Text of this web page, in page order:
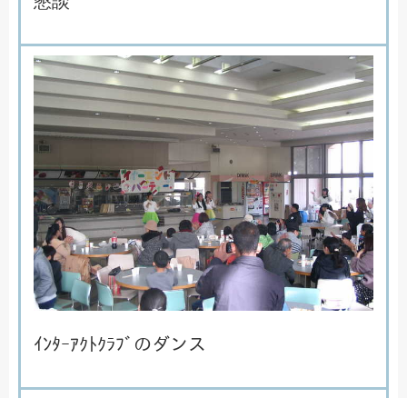
ｲﾝﾀｰｱｸ ﾄｸﾗﾌﾞ のダンス